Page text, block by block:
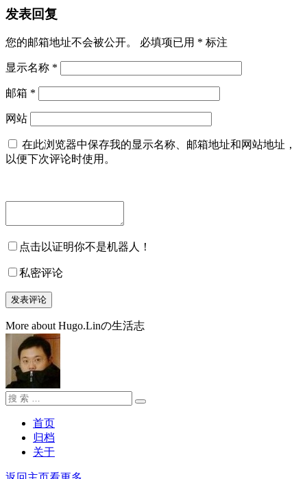
发表回复
您的邮箱地址不会被公开。 必填项已用 * 标注
显示名称 *
邮箱 *
网站
在此浏览器中保存我的显示名称、邮箱地址和网站地址，
以便下次评论时使用。
点击以证明你不是机器人！
私密评论
More about Hugo.Linの生活志
搜
搜
首页
归档
关于